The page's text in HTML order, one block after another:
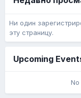
Ни один
эту страницу.
Upcoming